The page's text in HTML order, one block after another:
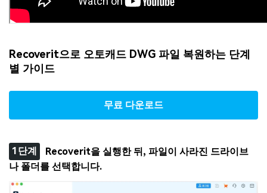
Recoverit으로 오토캐드 DWG 파일 복원하는 단계
별 가이드
무료 다운로드
1단계
Recoverit을 실행한 뒤, 파일이 사라진 드라이브
나 폴더를 선택합니다.